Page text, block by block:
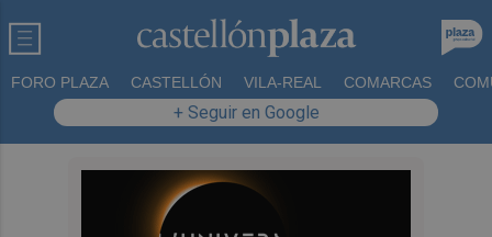
FORO PLAZA CASTELLÓN VILA-REAL COMARCAS
+ Seguir en Google